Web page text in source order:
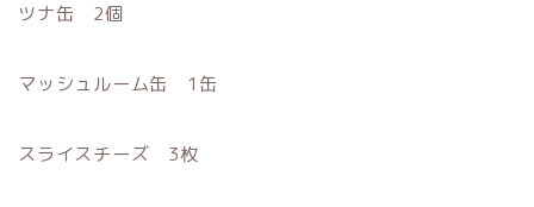
ツナ缶 2個
マッシュルーム缶 1缶
スライスチーズ 3枚